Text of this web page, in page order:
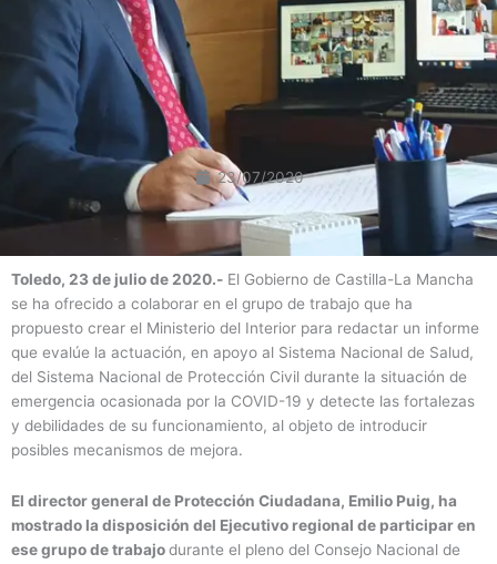
23/07/2020
Toledo, 23 de julio de 2020.- El Gobierno de Castilla-La Mancha
se ha ofrecido a colaborar en el grupo de trabajo que ha
propuesto crear el Ministerio del Interior para redactar un informe
que evalúe la actuación, en apoyo al Sistema Nacional de Salud,
del Sistema Nacional de Protección Civil durante la situación de
emergencia ocasionada por la COVID-19 y detecte las fortalezas
y debilidades de su funcionamiento, al objeto de introducir
posibles mecanismos de mejora.
El director general de Protección Ciudadana, Emilio Puig, ha
mostrado la disposición del Ejecutivo regional de participar en
ese grupo de trabajodurante el pleno del Consejo Nacional de